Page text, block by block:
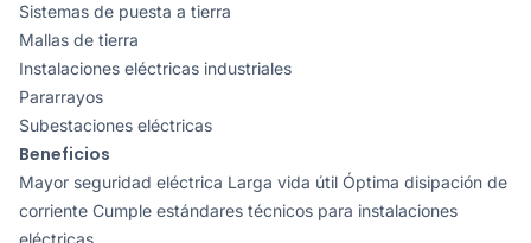
Sistemas de puesta a tierra
Mallas de tierra
Instalaciones eléctricas industriales
Pararrayos
Subestaciones eléctricas
Beneficios
Mayor seguridad eléctrica Larga vida útil Óptima disipación de
corriente Cumple estándares técnicos para instalaciones
eléctricas